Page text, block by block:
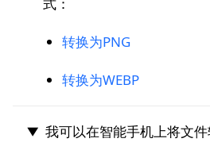
转换为PNG
转换为WEBP
我可以在智能手机上将文件